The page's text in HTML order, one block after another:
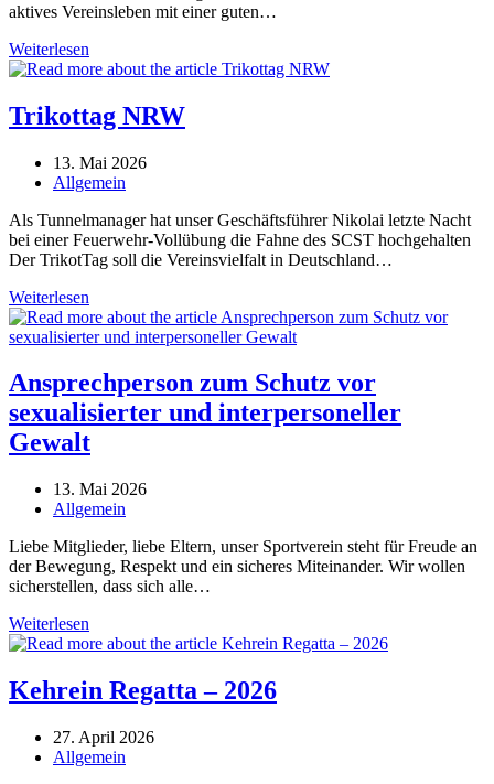
aktives Vereinsleben mit einer guten…
Weiterlesen
beim
Trikottag NRW
Beitrag
veröffentlicht:
13. Mai 2026
Beitrags-
Allgemein
Als Tunnelmanager hat unser Geschäftsführer Nikolai letzte Nacht
bei einer Feuerwehr-Vollübung die Fahne des SCST hochgehalten
Der TrikotTag soll die Vereinsvielfalt in Deutschland…
Weiterlesen
NRW
Ansprechperson zum Schutz vor
sexualisierter und interpersoneller
Gewalt
Beitrag
veröffentlicht:
13. Mai 2026
Beitrags-
Allgemein
Liebe Mitglieder, liebe Eltern, unser Sportverein steht für Freude an
der Bewegung, Respekt und ein sicheres Miteinander. Wir wollen
sicherstellen, dass sich alle…
Weiterlesen
zum
vor
sexualisierter
interpersoneller
Gewalt
Kehrein Regatta – 2026
Beitrag
veröffentlicht:
27. April 2026
Beitrags-
Allgemein